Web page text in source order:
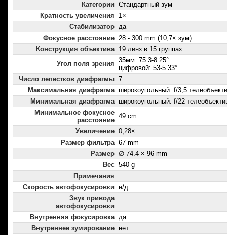
Категории Стандартный зум
Кратность увеличения
1×
Стабилизатор да
Фокусное расстояние 28 - 300 mm (10,7× зум)
Конструкция объектива 19 линз в 15 группах
Угол поля зрения 35мм: 75.3-8.25°
цифровой: 53-5.33°
Число лепестков диафрагмы 7
Максимальная диафрагма широкоугольный: f/3,5
Минимальная диафрагма широкоугольный: f/22
Минимальное фокусное
расстояние
49 cm
Увеличение 0,28×
Размер фильтра 67 mm
Размер ∅ 74.4 × 96 mm
Вес 540 g
Примечания
Скорость автофокусировки н/д
Звук привода
автофокусировки
Внутренняя фокусировка да
Внутреннее зумирование нет